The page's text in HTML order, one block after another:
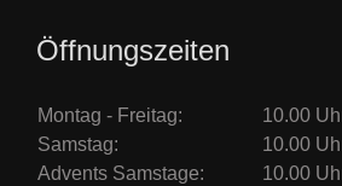
Öffnungszeiten
Montag - Freitag:
10.00
Samstag:
10.00
Advents Samstage:
10.00